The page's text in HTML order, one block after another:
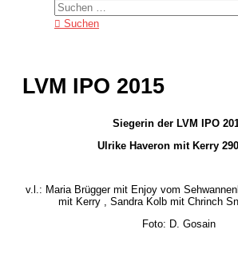
Suchen
LVM IPO 2015
Siegerin der LVM IPO
Ulrike Haveron mit Kerry
v.l.: Maria Brügger mit Enjoy vom
mit Kerry , Sandra Kolb mit Chrinch
Foto: D. Gosain